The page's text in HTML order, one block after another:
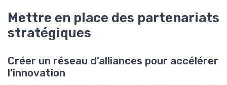
Mettre en place des partenariats
stratégiques
Créer un réseau d’alliances pour accélérer
l’innovation